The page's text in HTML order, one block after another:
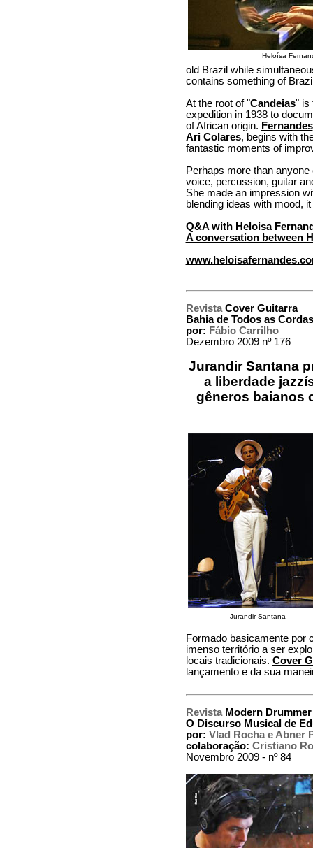
Heloísa
old Brazil while
contains something of
At the root of "Candeias" is
expedition in 1938 to
of African origin. Fernandes
Ari Colares, begins with
fantastic moments of
Perhaps more than
voice, percussion, guitar
She made an impression
blending ideas with mood,
Q&A with Heloisa
A conversation between
RevistaCover Guitarra
Bahia de Todos as Cordas
por: Fábio Carrilho
Dezembro 2009 nº 176
Jurandir Santana
a liberdade
gêneros baianos
Jurandir Santana
Formado basicamente por
imenso território a ser
locais tradicionais. Cover
lançamento e da sua
RevistaModern Drummer
O Discurso Musical de
por: Vlad Rocha e Abner
colaboração: Cristiano
Novembro 2009 - nº 84